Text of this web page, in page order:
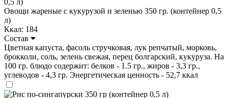
Овощи жареные с кукурузой и зеленью 350 гр. (контейнер 0,5
л)
Ккал: 184
Состав
Цветная капуста, фасоль стручковая, лук репчатый, морковь,
брокколи, соль, зелень свежая, перец болгарский, кукуруза. На
100 гр. блюдо содержит: белков - 1.5 гр., жиров - 3,3 гр.,
углеводов - 4,3 гр. Энергетическая ценность - 52,7 ккал